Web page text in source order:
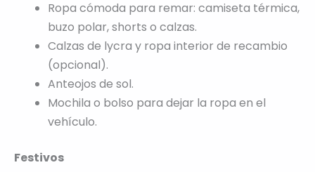
Ropa cómoda para remar: camiseta térmica,
buzo polar, shorts o calzas.
Calzas de lycra y ropa interior de recambio
(opcional).
Anteojos de sol.
Mochila o bolso para dejar la ropa en el
vehículo.
Festivos